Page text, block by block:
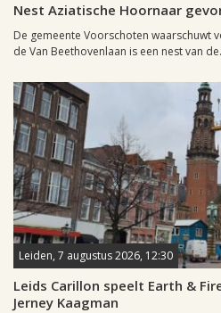
Nest Aziatische Hoornaar
De gemeente Voorschoten waarschuwt
de Van Beethovenlaan is een nest van
Leiden, 7 augustus 2026, 12:30
Leids Carillon speelt Earth &
Jerney Kaagman